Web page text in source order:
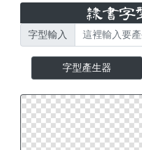
字型輸入
字型產生器